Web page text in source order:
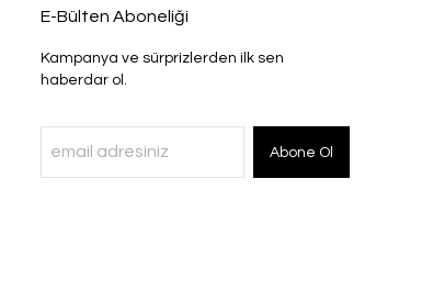
E-Bülten Aboneliği
Kampanya ve sürprizlerden ilk sen
haberdar ol.
Abone Ol